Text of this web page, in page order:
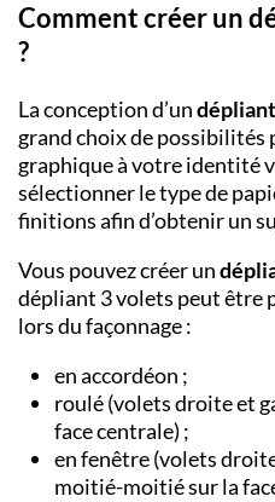
Comment créer un
?
La conception d’un
grand choix de possibilités
graphique à votre identité
sélectionner le type de
finitions afin d’obtenir un
Vous pouvez créer un
dépliant 3 volets peut être
lors du façonnage :
en accordéon ;
roulé (volets droite et
face centrale) ;
en fenêtre (volets
moitié-moitié sur la